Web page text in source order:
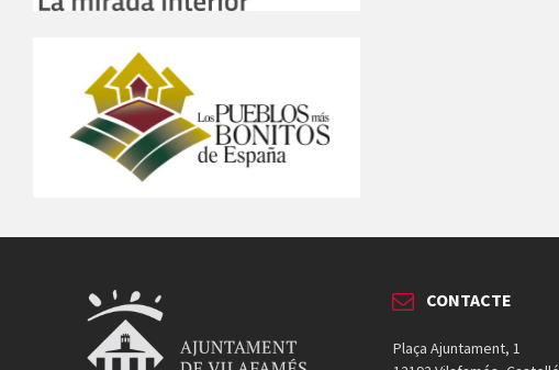
CONTACTE
Plaça Ajuntament, 1